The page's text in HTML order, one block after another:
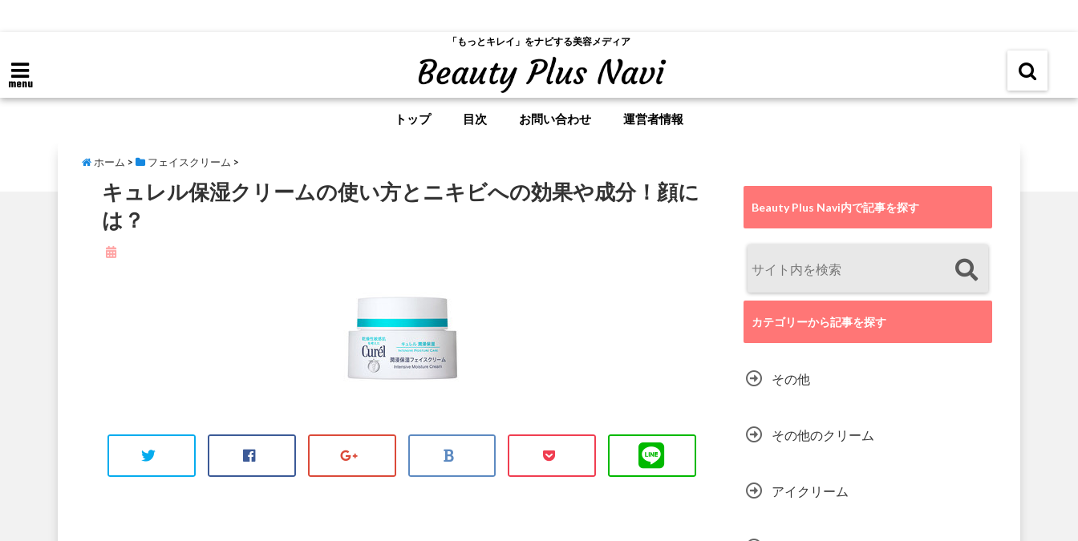
「もっとキレイ」をナビする美容メディア
menu
トップ 目次 お問い合わせ 運営者情報
ホーム > フェイスクリーム >
キュレル保湿クリームの使い方とニキビへの効果や成分！顔に
は？
Beauty Plus Navi内で記事を探す
カテゴリーから記事を探す
その他
その他のクリーム
アイクリーム